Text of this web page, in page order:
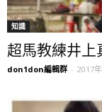
知識
超馬教練井上
don1don編輯群 - 2017